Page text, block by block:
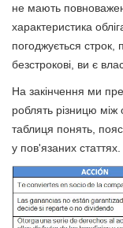
не мають
характеристика
погоджується строк,
безстрокові, ви є
На закінчення ми
роблять різницю між
таблиця понять,
у пов'язаних статтях.